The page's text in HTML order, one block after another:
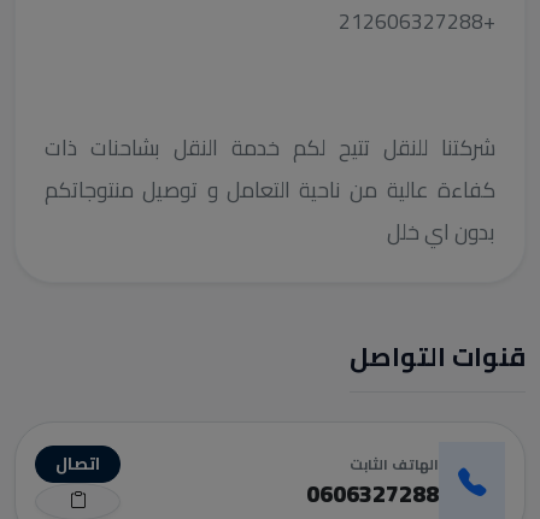
+212606327288
شركتنا للنقل تتيح لكم خدمة النقل بشاحنات ذات
كفاءة عالية من ناحية التعامل و توصيل منتوجاتكم
بدون اي خلل
قنوات التواصل
الهاتف الثابت
0606327288
اتصال